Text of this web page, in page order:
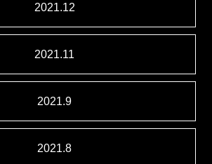
2021.12
2021.11
2021.9
2021.8